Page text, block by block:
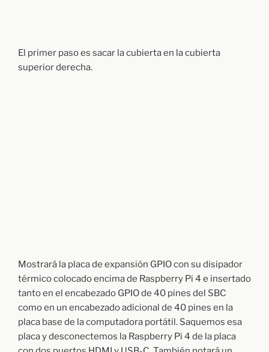
El primer paso es sacar la cubierta en la cubierta
superior derecha.
Mostrará la placa de expansión GPIO con su disipador
térmico colocado encima de Raspberry Pi 4 e insertado
tanto en el encabezado GPIO de 40 pines del SBC
como en un encabezado adicional de 40 pines en la
placa base de la computadora portátil. Saquemos esa
placa y desconectemos la Raspberry Pi 4 de la placa